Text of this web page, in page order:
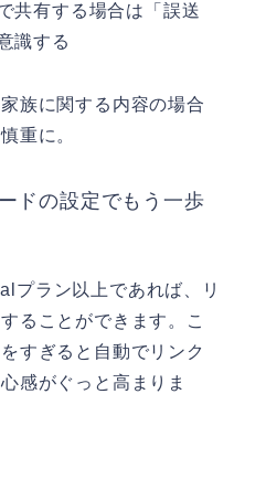
共有する場合は「誤送
識する
族に関する内容の場合
重に。
ドの設定でもう一歩
プラン以上であれば、リ
ることができます。こ
すぎると自動でリンク
感がぐっと高まりま